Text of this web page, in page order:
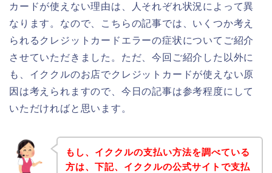
カードが使えない理由は、人それぞれ状況によって異
なります。なので、こちらの記事では、いくつか考え
られるクレジットカードエラーの症状についてご紹介
させていただきました。ただ、今回ご紹介した以外に
も、イククルのお店でクレジットカードが使えない原
因は考えられますので、今日の記事は参考程度にして
いただければと思います。
もし、イククルの支払い方法を調べている
方は、下記、イククルの公式サイトで支払